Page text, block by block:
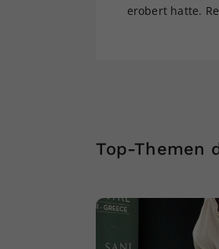
erobert hatte.
Top-Themen